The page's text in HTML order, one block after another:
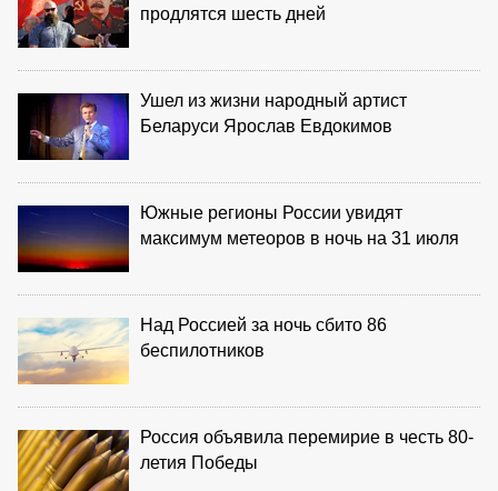
продлятся шесть дней
Ушел из жизни народный артист
Беларуси Ярослав Евдокимов
Южные регионы России увидят
максимум метеоров в ночь на 31 июля
Над Россией за ночь сбито 86
беспилотников
Россия объявила перемирие в честь 80-
летия Победы